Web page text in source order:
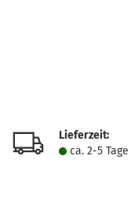
Lieferzeit:
ca. 2-5 Tage